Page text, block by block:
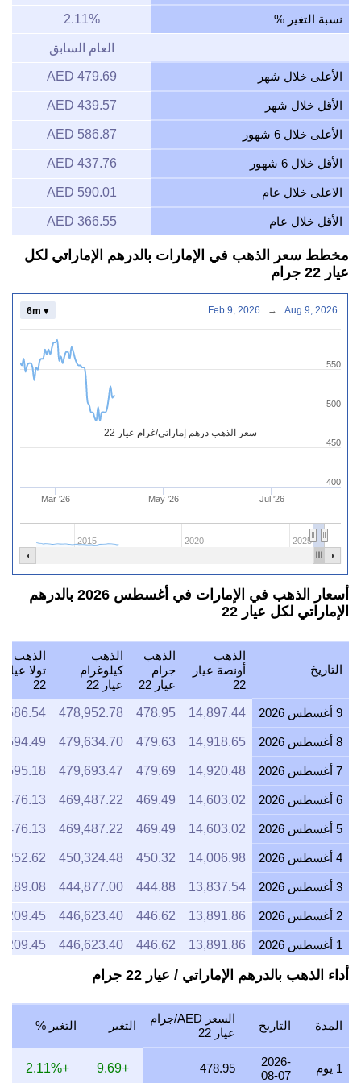
نسبة التغير % 2.11%
العام السابق
الأعلى خلال شهر 479.69 AED
الأقل خلال شهر 439.57 AED
الأعلى خلال 6 شهور 586.87 AED
الأقل خلال 6 شهور 437.76 AED
الاعلى خلال عام 590.01 AED
الأقل خلال عام 366.55 AED
مخطط سعر الذهب في الإمارات بالدرهم الإماراتي لكل
عيار 22 جرام
سعر الذهب درهم إماراتي/غرام عيار 22
Mar '26 May '26 Jul '26
2015 2020 2025
450
500
550
400
6m ▾ Feb 9, 2026 → Aug 9, 2026
أسعار الذهب في الإمارات في أغسطس 2026 بالدرهم
الإماراتي لكل عيار 22
التاريخ
الذهب
أونصة عيار
22
الذهب
جرام
عيار 22
الذهب
كيلوغرام
عيار 22
الذهب
تولا عيار
22
9 أغسطس 2026 14,897.44
478.95
478,952.78
8 أغسطس 2026 14,918.65
479.63
479,634.70
7 أغسطس 2026 14,920.48
479.69
479,693.47
6 أغسطس 2026 14,603.02
469.49
469,487.22
5 أغسطس 2026 14,603.02
469.49
469,487.22
4 أغسطس 2026 14,006.98
450.32
450,324.48
3 أغسطس 2026 13,837.54
444.88
444,877.00
2 أغسطس 2026 13,891.86
446.62
446,623.40
1 أغسطس 2026 13,891.86
446.62
446,623.40
31 يوليو 2026 13,893.57
446.68
446,678.13
30 يوليو 2026 14,064.04
452.16
452,158.99
29 يوليو 2026 13,893.57
446,678.13
28 يوليو 2026 13,835.85
444,822.50
أداء الذهب بالدرهم الإماراتي / عيار 22 جرام
المدة التاريخ
السعر AED/جرام
عيار 22
التغير التغير %
1 يوم
2026-
08-07
478.95
+9.69
+2.11%